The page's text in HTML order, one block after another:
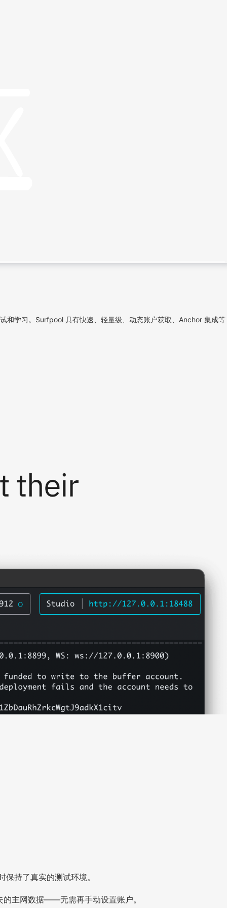
和学习。Surfpool 具有快速、轻量级、动态账户获取、Anchor 集成等
持了真实的测试环境。
主网数据——无需再手动设置账户。